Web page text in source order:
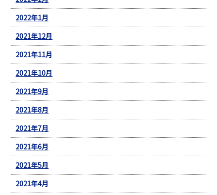
2022年1月
2021年12月
2021年11月
2021年10月
2021年9月
2021年8月
2021年7月
2021年6月
2021年5月
2021年4月